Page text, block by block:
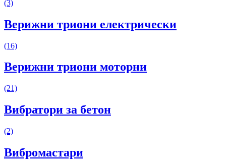
(3)
Верижни триони електрически
(16)
Верижни триони моторни
(21)
Вибратори за бетон
(2)
Вибромастари